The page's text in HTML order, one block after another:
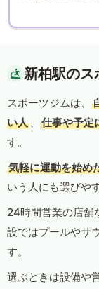
新柏駅のス
スポーツジムは、
い人 、 仕事や予定
す。
気軽に運動を始め
いう人にも選びや
24時間営業の店舗
設ではプールやサ
す。
選ぶときは設備や